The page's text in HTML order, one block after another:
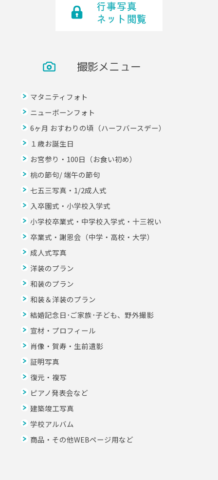
撮影メニュー
マタニティフォト
ニューボーンフォト
6ヶ月 おすわりの頃（ハーフバースデー）
１歳お誕生日
お宮参り・100日（お食い初め）
桃の節句/ 端午の節句
七五三写真・1/2成人式
入卒園式・小学校入学式
小学校卒業式・中学校入学式・十三祝い
卒業式・謝恩会（中学・高校・大学）
成人式写真
洋装のプラン
和装のプラン
和装＆洋装のプラン
結婚記念日･ご家族･子ども、野外撮影
宣材・プロフィール
肖像・賀寿・生前遺影
証明写真
復元・複写
ピアノ発表会など
建築竣工写真
学校アルバム
商品・その他WEBページ用など